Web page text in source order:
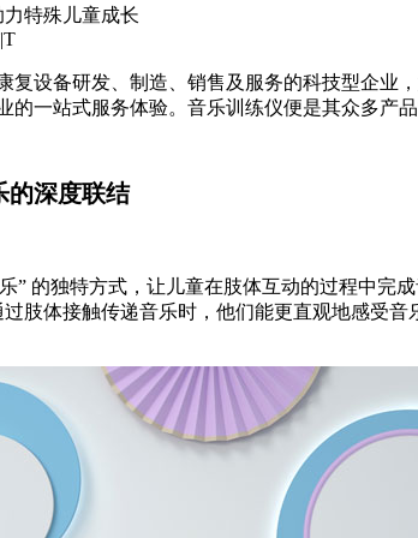
特殊儿童成长
|T
复设备研发、制造、销售及服务的科技型企业
的一站式服务体验。音乐训练仪便是其众多产
的深度联结​
” 的独特方式，让儿童在肢体互动的过程中
肢体接触传递音乐时，他们能更直观地感受